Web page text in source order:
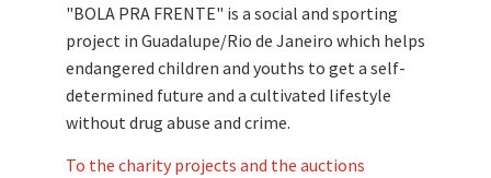
"BOLA PRA FRENTE" is a social and sporting
project in Guadalupe/Rio de Janeiro which helps
endangered children and youths to get a self-
determined future and a cultivated lifestyle
without drug abuse and crime.
To the charity projects and the auctions